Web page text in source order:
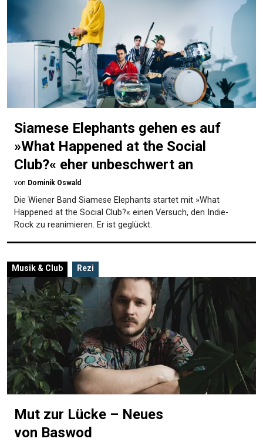
Siamese Elephants gehen es auf
»What Happened at the Social
Club?« eher unbeschwert an
von Dominik Oswald
Die Wiener Band Siamese Elephants startet mit »What
Happened at the Social Club?« einen Versuch, den Indie-
Rock zu reanimieren. Er ist geglückt.
Musik & Club Rezi
Mut zur Lücke – Neues
von Baswod